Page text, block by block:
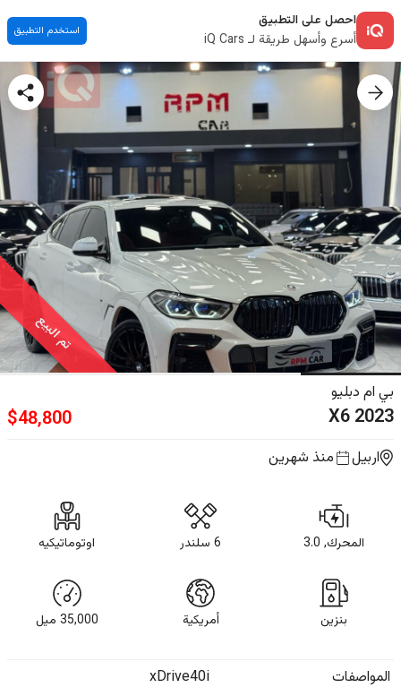
احصل على التطبيق
أسرع وأسهل طريقة لـ iQ Cars
استخدم التطبيق
تم البيع
بي ام دبليو
X62023
$48,800
اربيل منذ شهرين
المحرك, 3.0 6 سلندر اوتوماتيكيه
بنزين أمريكية 35,000 ميل
المواصفات
xDrive40i